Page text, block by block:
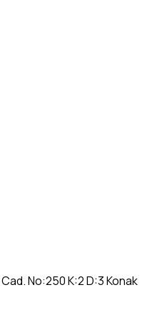
No:250 K:2 D:3 Konak